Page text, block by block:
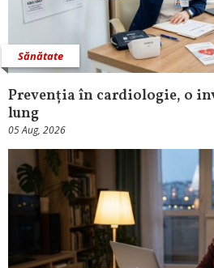
Sănătate
Prevenția în cardiologie, o
lung
05 Aug, 2026